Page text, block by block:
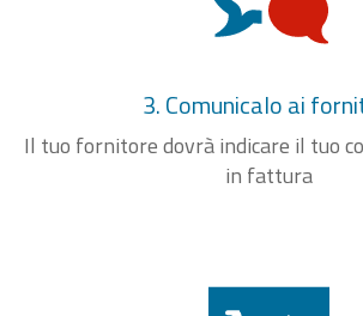
3. Comunicalo ai
Il tuo fornitore dovrà indicare il tuo
in fattura